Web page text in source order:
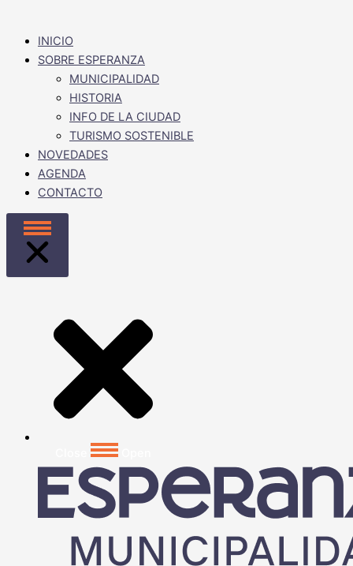
INICIO
SOBRE ESPERANZA
MUNICIPALIDAD
HISTORIA
INFO DE LA CIUDAD
TURISMO SOSTENIBLE
NOVEDADES
AGENDA
CONTACTO